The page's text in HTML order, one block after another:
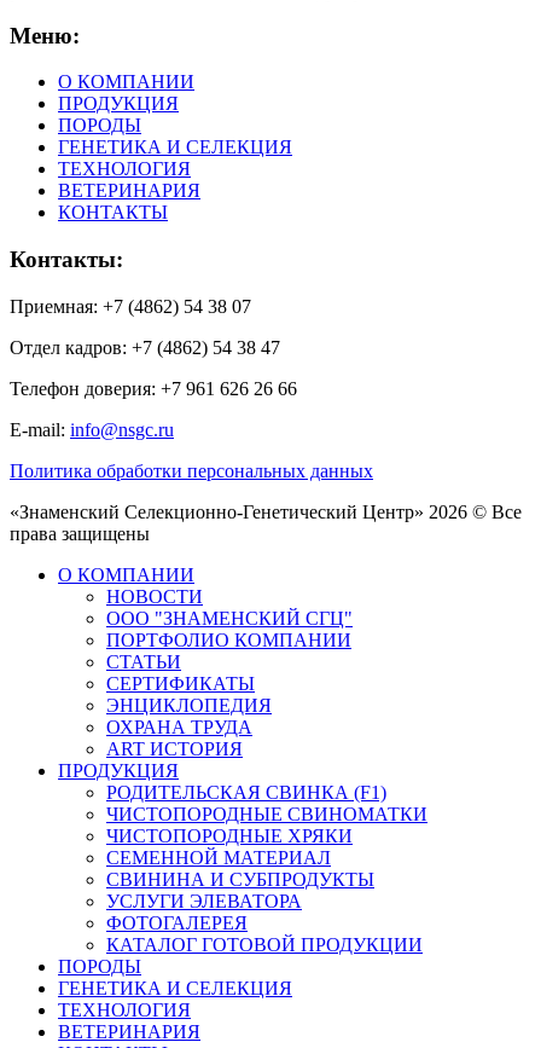
Меню:
О КОМПАНИИ
ПРОДУКЦИЯ
ПОРОДЫ
ГЕНЕТИКА И СЕЛЕКЦИЯ
ТЕХНОЛОГИЯ
ВЕТЕРИНАРИЯ
КОНТАКТЫ
Контакты:
Приемная: +7 (4862) 54 38 07
Отдел кадров: +7 (4862) 54 38 47
Телефон доверия: +7 961 626 26 66
E-mail: info@nsgc.ru
Политика обработки персональных данных
«Знаменский Селекционно-Генетический Центр» 2026 © Все
права защищены
О КОМПАНИИ
НОВОСТИ
ООО "ЗНАМЕНСКИЙ СГЦ"
ПОРТФОЛИО КОМПАНИИ
СТАТЬИ
СЕРТИФИКАТЫ
ЭНЦИКЛОПЕДИЯ
ОХРАНА ТРУДА
ART ИСТОРИЯ
ПРОДУКЦИЯ
РОДИТЕЛЬСКАЯ СВИНКА (F1)
ЧИСТОПОРОДНЫЕ СВИНОМАТКИ
ЧИСТОПОРОДНЫЕ ХРЯКИ
СЕМЕННОЙ МАТЕРИАЛ
СВИНИНА И СУБПРОДУКТЫ
УСЛУГИ ЭЛЕВАТОРА
ФОТОГАЛЕРЕЯ
КАТАЛОГ ГОТОВОЙ ПРОДУКЦИИ
ПОРОДЫ
ГЕНЕТИКА И СЕЛЕКЦИЯ
ТЕХНОЛОГИЯ
ВЕТЕРИНАРИЯ